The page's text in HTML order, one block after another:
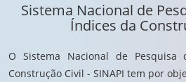
Sistema Nacional de
Índices da
O Sistema Nacional de
Construção Civil - SINAPI tem por